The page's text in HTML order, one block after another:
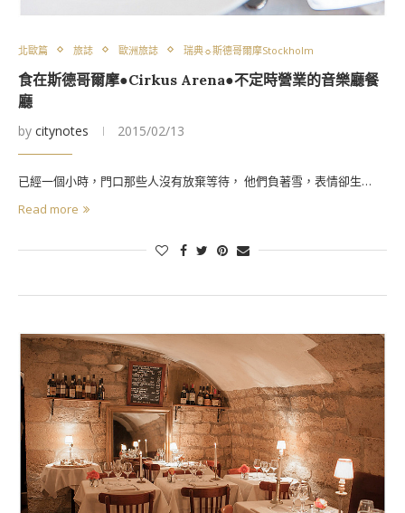
北歐篇 旅誌 歐洲旅誌 瑞典☼斯德哥爾摩Stockholm
食在斯德哥爾摩●Cirkus Arena●不定時營業的音樂廳餐
廳
by citynotes 2015/02/13
已經一個小時，門口那些人沒有放棄等待， 他們負著雪，表情卻生…
Read more